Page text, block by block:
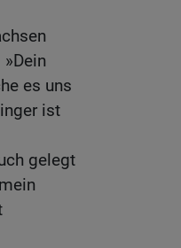
es uns
ist
gelegt